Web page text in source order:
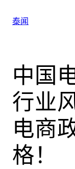
泰闻
中国
行业
电商
格！